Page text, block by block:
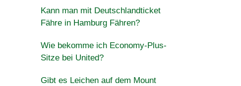
Kann man mit Deutschlandticket
Fähre in Hamburg Fähren?
Wie bekomme ich Economy-Plus-
Sitze bei United?
Gibt es Leichen auf dem Mount